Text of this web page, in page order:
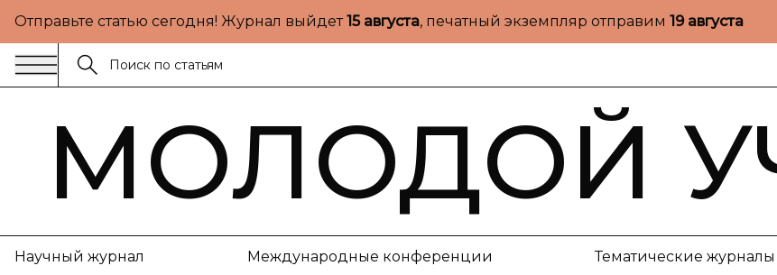
Отправьте статью сегодня! Журнал выйдет15 августа, печатный экземпляр отправим 19 августа
МОЛОДОЙ
Научный журнал Международные конференции Тематические журналы